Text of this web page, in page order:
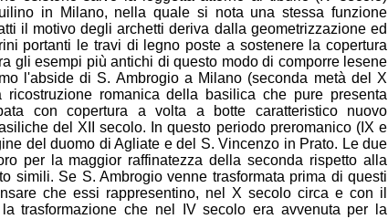
in Milano, nella quale si nota una stessa funzione
il motivo degliarchetti deriva dalla geometrizzazione ed
portanti le travi di legno poste a sostenere la copertura
gli esempi più antichi di questo modo di comporre lesene
l'abside di S. Ambrogio a Milano (seconda metà del X
ricostruzione romanica della basilica che pure presenta
con copertura a volta a botte caratteristico nuovo
del XII secolo. Inquesto periodo preromanico (IX e
del duomo di Agliate e del S. Vincenzo in Prato. Le due
per la maggior raffinatezza della seconda rispetto alla
simili. Se S. Ambrogio venne trasformata prima di questi
che essi rappresentino, nel X secolo circa e con il
latrasformazione che nel IV secolo era avvenuta per la